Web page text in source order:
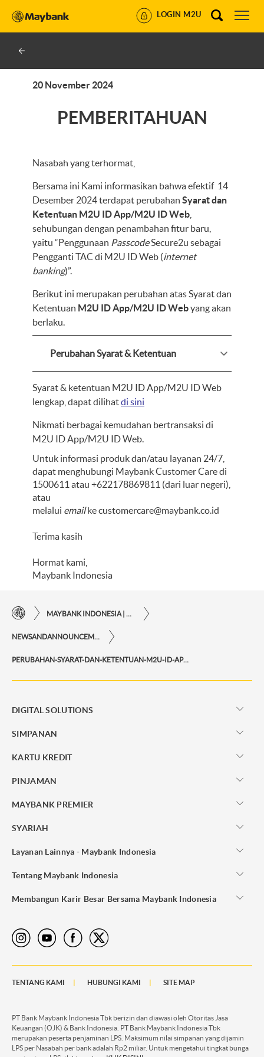
LOGIN M2U
20 November 2024
PEMBERITAHUAN
Nasabah yang terhormat,
Bersama ini Kami informasikan bahwa efektif 14
Desember 2024 terdapat perubahan Syarat dan
Ketentuan M2U ID App/M2U ID Web
sehubungan dengan penambahan fitur baru,
yaitu “Penggunaan PasscodeSecure2u sebagai
Pengganti TAC di M2U ID Web (internet
banking)”.
Berikut ini merupakan perubahan atas Syarat dan
Ketentuan M2U ID App/M2U ID Webyang akan
berlaku.
Perubahan Syarat & Ketentuan
Syarat & ketentuan M2U ID App/M2U ID Web
lengkap, dapat dilihatdi sini
Nikmati berbagai kemudahan bertransaksi di
M2U ID App/M2U ID Web.
Untuk informasi produk dan/atau layanan 24/7,
dapat menghubungi Maybank Customer Care di
1500611 atau +622178869811 (dari luar negeri),
atau
melalui emailkecustomercare@maybank.co.id
Terima kasih
Hormat kami,
Maybank Indonesia
PERUBAHAN-SYARAT-DAN-KETENTUAN-M2U-ID-APP-ATAU-M2U-ID-WEB
DIGITAL SOLUTIONS
SIMPANAN
KARTU KREDIT
PINJAMAN
MAYBANK PREMIER
SYARIAH
Layanan Lainnya - Maybank Indonesia
Tentang Maybank Indonesia
Membangun Karir Besar Bersama Maybank Indonesia
TENTANG KAMI HUBUNGI KAMI SITE MAP
PT Bank Maybank Indonesia Tbk berizin dan diawasi oleh Otoritas Jasa
Keuangan (OJK) & Bank Indonesia. PT Bank Maybank Indonesia Tbk
merupakan peserta penjaminan LPS. Maksimum nilai simpanan yang dijamin
LPS per Nasabah per bank adalah Rp2 miliar. Untuk mengetahui tingkat bunga